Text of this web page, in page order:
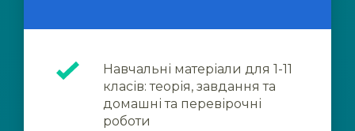
Навчальні матеріали для 1-11
класів: теорія, завдання та
домашні та перевірочні
роботи